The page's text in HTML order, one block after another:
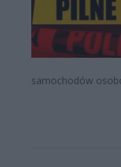
samochodów